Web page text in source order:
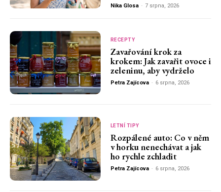
Nika Glosa - 7 srpna, 2026
RECEPTY
Zavařování krok za
krokem: Jak zavařit ovoce i
zeleninu, aby vydrželo
Petra Zajícova - 6 srpna, 2026
LETNÍ TIPY
Rozpálené auto: Co v něm
v horku nenechávat a jak
ho rychle zchladit
Petra Zajícova - 6 srpna, 2026